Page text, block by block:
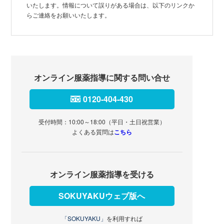
いたします。情報について誤りがある場合は、以下のリンクか
らご連絡をお願いいたします。
オンライン服薬指導に関する問い合せ
0120-404-430
受付時間：10:00～18:00（平日・土日祝営業）
よくある質問はこちら
オンライン服薬指導を受ける
SOKUYAKUウェブ版へ
「SOKUYAKU」 を利用すれば